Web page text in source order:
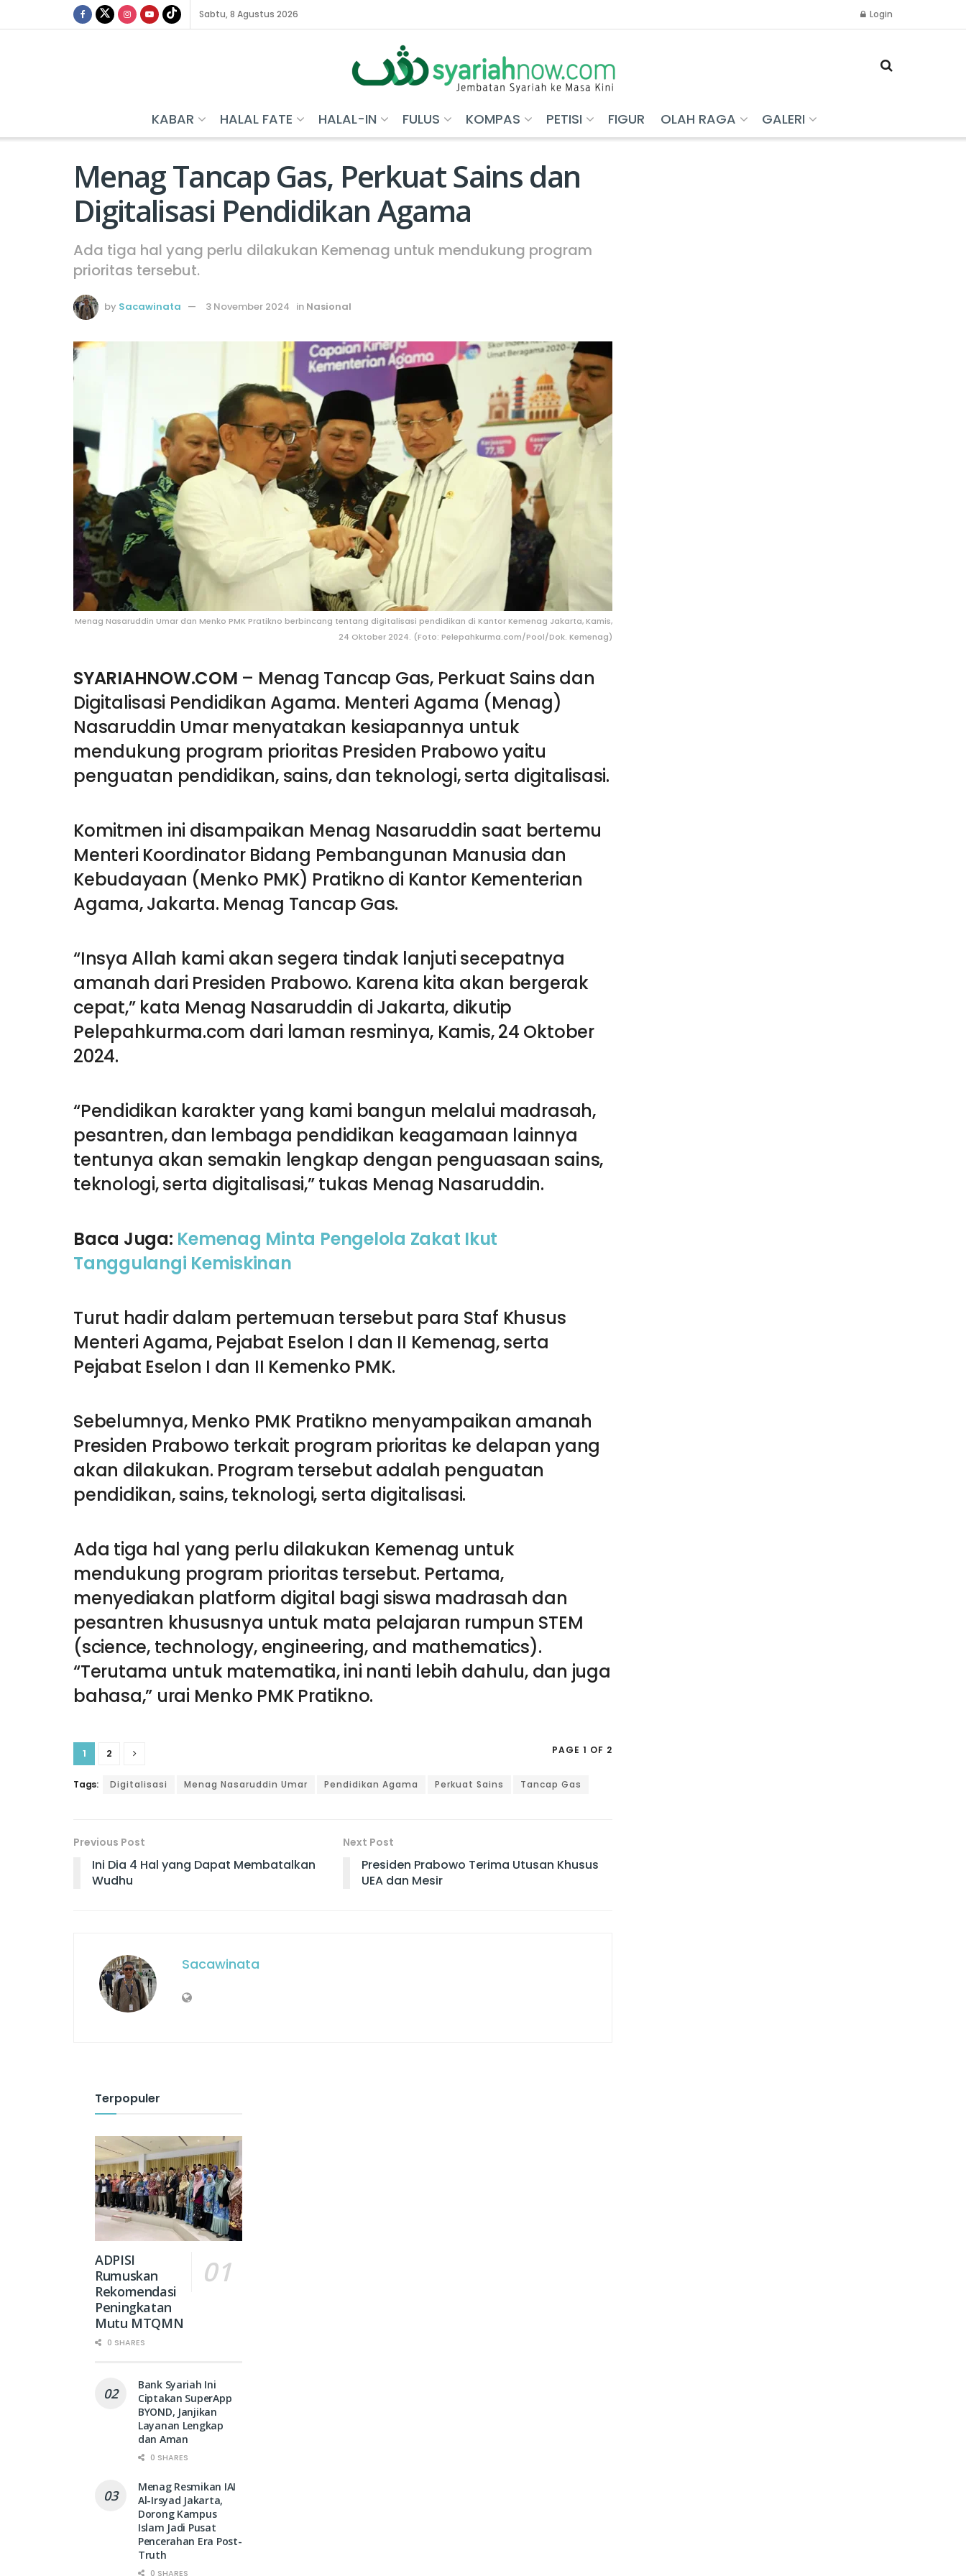
Sabtu, 8 Agustus 2026 Login
KABAR HALAL FATE HALAL-IN FULUS KOMPAS PETISI FIGUR OLAH RAGA GALERI
Menag Tancap Gas, Perkuat Sains dan
Digitalisasi Pendidikan Agama
Ada tiga hal yang perlu dilakukan Kemenag untuk mendukung program
prioritas tersebut.
by Sacawinata 3 November 2024 in Nasional
Menag Nasaruddin Umar dan Menko PMK Pratikno berbincang tentang digitalisasi pendidikan di Kantor Kemenag Jakarta, Kamis,
24 Oktober 2024. (Foto: Pelepahkurma.com/Pool/Dok. Kemenag)
SYARIAHNOW.COM – Menag Tancap Gas, Perkuat Sains dan
Digitalisasi Pendidikan Agama. Menteri Agama (Menag)
Nasaruddin Umar menyatakan kesiapannya untuk
mendukung program prioritas Presiden Prabowo yaitu
penguatan pendidikan, sains, dan teknologi, serta digitalisasi.
Komitmen ini disampaikan Menag Nasaruddin saat bertemu
Menteri Koordinator Bidang Pembangunan Manusia dan
Kebudayaan (Menko PMK) Pratikno di Kantor Kementerian
Agama, Jakarta. Menag Tancap Gas.
“Insya Allah kami akan segera tindak lanjuti secepatnya
amanah dari Presiden Prabowo. Karena kita akan bergerak
cepat,” kata Menag Nasaruddin di Jakarta, dikutip
Pelepahkurma.com dari laman resminya, Kamis, 24 Oktober
2024.
“Pendidikan karakter yang kami bangun melalui madrasah,
pesantren, dan lembaga pendidikan keagamaan lainnya
tentunya akan semakin lengkap dengan penguasaan sains,
teknologi, serta digitalisasi,” tukas Menag Nasaruddin.
Baca Juga: Kemenag Minta Pengelola Zakat Ikut
Tanggulangi Kemiskinan
Turut hadir dalam pertemuan tersebut para Staf Khusus
Menteri Agama, Pejabat Eselon I dan II Kemenag, serta
Pejabat Eselon I dan II Kemenko PMK.
Sebelumnya, Menko PMK Pratikno menyampaikan amanah
Presiden Prabowo terkait program prioritas ke delapan yang
akan dilakukan. Program tersebut adalah penguatan
pendidikan, sains, teknologi, serta digitalisasi.
Ada tiga hal yang perlu dilakukan Kemenag untuk
mendukung program prioritas tersebut. Pertama,
menyediakan platform digital bagi siswa madrasah dan
pesantren khususnya untuk mata pelajaran rumpun STEM
(science, technology, engineering, and mathematics).
“Terutama untuk matematika, ini nanti lebih dahulu, dan juga
bahasa,” urai Menko PMK Pratikno.
PAGE 1 OF 2
1 2
Tags: Digitalisasi Menag Nasaruddin Umar Pendidikan Agama Perkuat Sains Tancap Gas
Previous Post
Ini Dia 4 Hal yang Dapat Membatalkan
Wudhu
Next Post
Presiden Prabowo Terima Utusan Khusus
UEA dan Mesir
Sacawinata
Terpopuler
ADPISI
Rumuskan
Rekomendasi
Peningkatan
Mutu MTQMN
0 SHARES
Bank Syariah Ini
Ciptakan SuperApp
BYOND, Janjikan
Layanan Lengkap
dan Aman
0 SHARES
Menag Resmikan IAI
Al-Irsyad Jakarta,
Dorong Kampus
Islam Jadi Pusat
Pencerahan Era Post-
Truth
0 SHARES